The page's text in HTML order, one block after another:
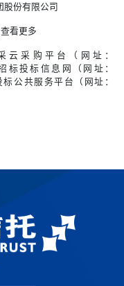
股份有限公司
看更多
云采购平台（网址：
标投标信息网（网址：
公共服务平台（网址：